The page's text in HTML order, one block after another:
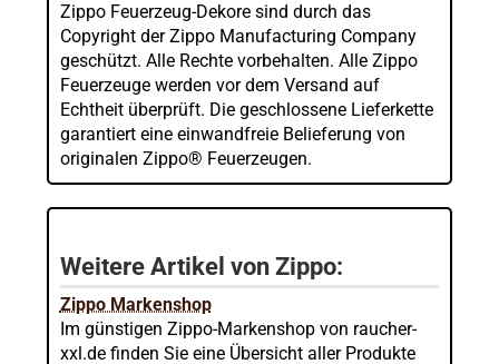
Zippo Feuerzeug-Dekore sind durch das
Copyright der Zippo Manufacturing Company
geschützt. Alle Rechte vorbehalten. Alle Zippo
Feuerzeuge werden vor dem Versand auf
Echtheit überprüft. Die geschlossene Lieferkette
garantiert eine einwandfreie Belieferung von
originalen Zippo® Feuerzeugen.
Weitere Artikel von Zippo:
Zippo Markenshop
Im günstigen Zippo-Markenshop von raucher-
xxl.de finden Sie eine Übersicht aller Produkte